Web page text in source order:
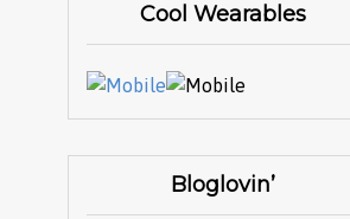
Cool Wearables
Bloglovin’